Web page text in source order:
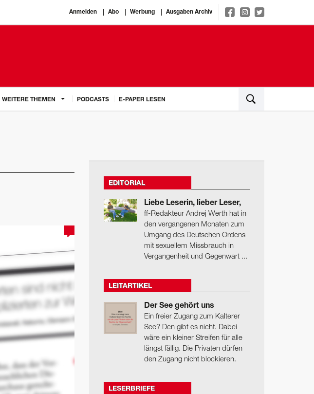
Anmelden Abo Werbung Ausgaben Archiv
WEITERE THEMEN PODCASTS E-PAPER LESEN
EDITORIAL
Liebe Leserin, lieber Leser,
ff-Redakteur Andrej Werth hat in
den vergangenen Monaten zum
Umgang des Deutschen Ordens
mit sexuellem Missbrauch in
Vergangenheit und Gegenwart ...
LEITARTIKEL
Der See gehört uns
Ein freier Zugang zum Kalterer
See? Den gibt es nicht. Dabei
wäre ein kleiner Streifen für alle
längst fällig. Die Privaten dürfen
den Zugang nicht blockieren.
LESERBRIEFE